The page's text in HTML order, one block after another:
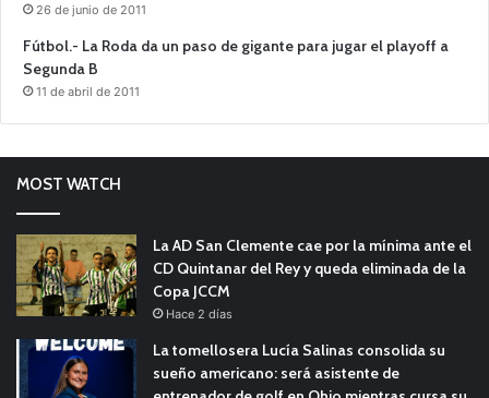
26 de junio de 2011
Fútbol.- La Roda da un paso de gigante para jugar el playoff a
Segunda B
11 de abril de 2011
MOST WATCH
La AD San Clemente cae por la mínima ante el
CD Quintanar del Rey y queda eliminada de la
Copa JCCM
Hace 2 días
La tomellosera Lucía Salinas consolida su
sueño americano: será asistente de